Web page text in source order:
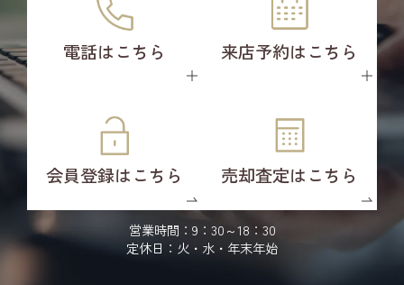
電話はこちら 来店予約はこちら
会員登録はこちら 売却査定はこちら
営業時間：9：30～18：30
定休日：火・水・年末年始